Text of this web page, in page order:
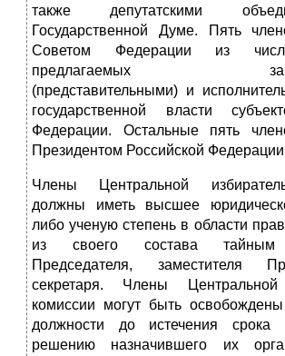
также депутатскими
Государственной Думе. Пять
Советом Федерации из
предлагаемых
(представительными) и
государственной власти
Федерации. Остальные пять
Президентом Российской
Члены Центральной
должны иметь высшее
либо ученую степень в области
из своего состава тайным
Председателя, заместителя
секретаря. Члены Центральной
комиссии могут быть
должности до истечения срока
решению назначившего их